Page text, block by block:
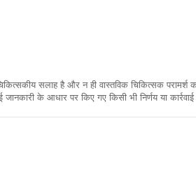
सलाह है और न ही वास्तविक चिकित्सक परामर्श
के आधार पर किए गए किसी भी निर्णय या कार्रवाई